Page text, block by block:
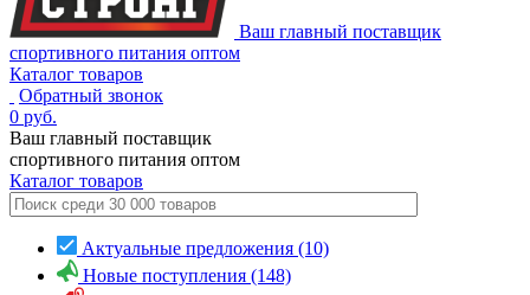
Ваш главный поставщик
спортивного питания оптом
Каталог товаров
Обратный звонок
0 руб.
Ваш главный поставщик
спортивного питания оптом
Каталог товаров
Актуальные предложения (10)
Новые поступления (148)